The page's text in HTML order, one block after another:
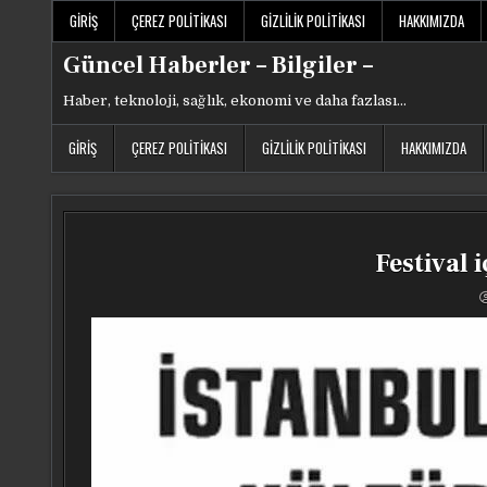
GIRIŞ ÇEREZ POLITIKASI GIZLILIK POLITIKASI HAKKIMIZDA
Güncel Haberler – Bilgiler –
Haber, teknoloji, sağlık, ekonomi ve daha fazlası…
GIRIŞ ÇEREZ POLITIKASI GIZLILIK POLITIKASI HAKKIMIZDA
Festival